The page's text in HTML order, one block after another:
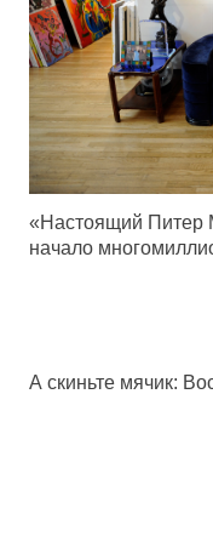
«Настоящий Питер
начало
А скиньте мячик: